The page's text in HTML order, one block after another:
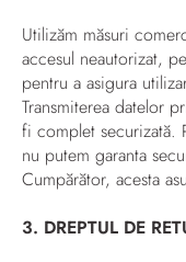
Utilizăm măsuri
accesul neautorizat,
pentru a asigura
Transmiterea datelor
fi complet securizată.
nu putem garanta
Cumpărător, acesta
3. DREPTUL DE